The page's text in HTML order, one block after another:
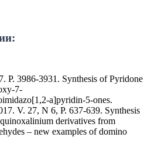
P. 3986-3931. Synthesis of Pyridone
7-
a]pyridin-5-ones.
V. 27, N 6, P. 637-639. Synthesis
derivatives from
– new examples of domino